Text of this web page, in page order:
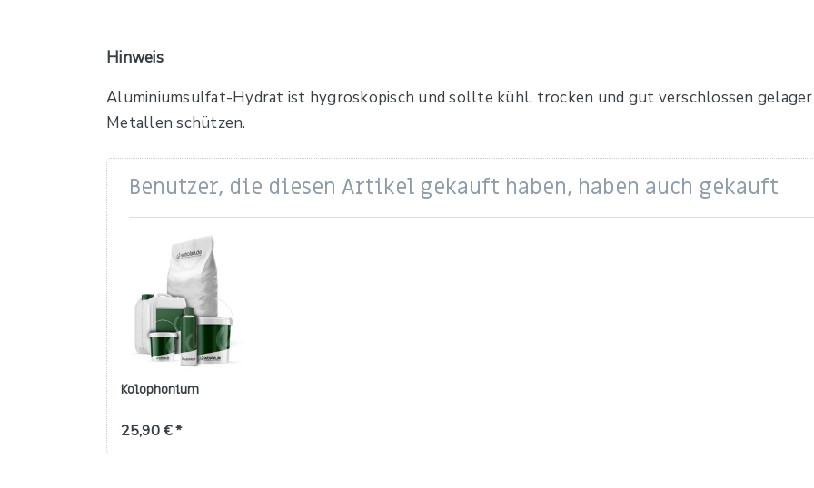
Hinweis
Aluminiumsulfat-Hydrat ist hygroskopisch und sollte kühl, trocken und gut verschlossen
Metallen schützen.
Benutzer, die diesen Artikel gekauft haben, haben auch gekauft
Kolophonium
25,90 € *